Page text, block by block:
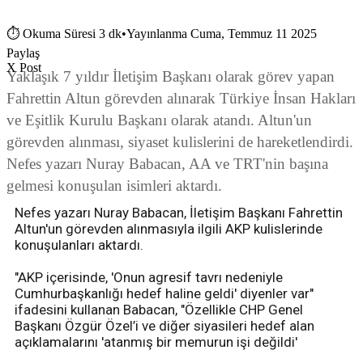
⏱ Okuma Süresi 3 dk•Yayınlanma Cuma, Temmuz 11 2025
Paylaş
X Post
Yaklaşık 7 yıldır İletişim Başkanı olarak görev yapan
Fahrettin Altun görevden alınarak Türkiye İnsan Hakları
ve Eşitlik Kurulu Başkanı olarak atandı. Altun'un
görevden alınması, siyaset kulislerini de hareketlendirdi.
Nefes yazarı Nuray Babacan, AA ve TRT'nin başına
gelmesi konuşulan isimleri aktardı.
Nefes yazarı Nuray Babacan, İletişim Başkanı Fahrettin
Altun'un görevden alınmasıyla ilgili AKP kulislerinde
konuşulanları aktardı.
"AKP içerisinde, 'Onun agresif tavrı nedeniyle
Cumhurbaşkanlığı hedef haline geldi' diyenler var"
ifadesini kullanan Babacan, "Özellikle CHP Genel
Başkanı Özgür Özel’i ve diğer siyasileri hedef alan
açıklamalarını 'atanmış bir memurun işi değildi'